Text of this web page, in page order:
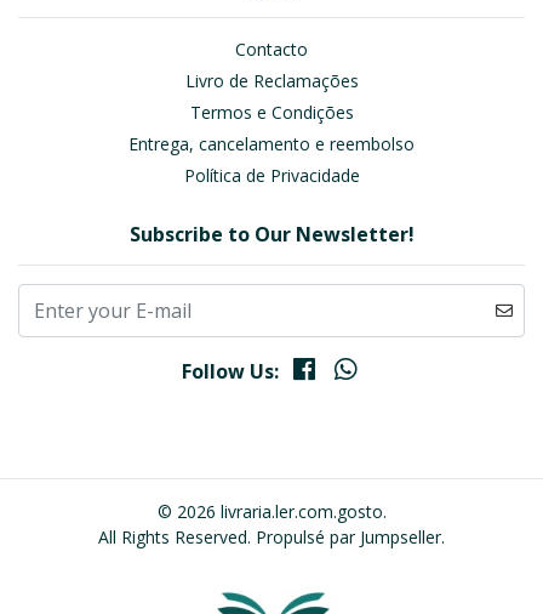
Contacto
Livro de Reclamações
Termos e Condições
Entrega, cancelamento e reembolso
Política de Privacidade
Subscribe to Our Newsletter!
Follow Us:
© 2026 livraria.ler.com.gosto.
All Rights Reserved. Propulsé par Jumpseller.